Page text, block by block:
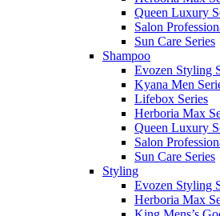
Queen Luxury
Salon
Sun Care Series
Shampoo
Evozen Styling
Kyana Men
Lifebox Series
Herboria Max
Queen Luxury
Salon
Sun Care Series
Styling
Evozen Styling
Herboria Max